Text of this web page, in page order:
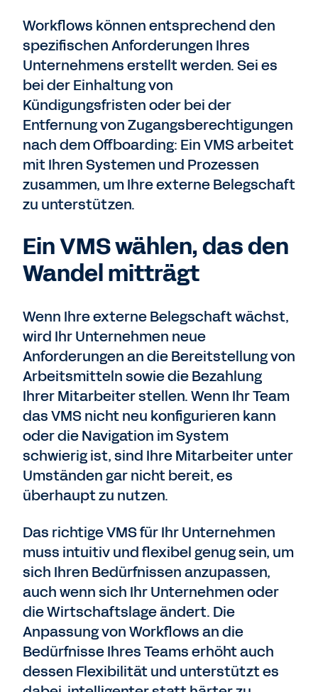
Workflows können entsprechend den
spezifischen Anforderungen Ihres
Unternehmens erstellt werden. Sei es
bei der Einhaltung von
Kündigungsfristen oder bei der
Entfernung von Zugangsberechtigungen
nach dem Offboarding: Ein VMS arbeitet
mit Ihren Systemen und Prozessen
zusammen, um Ihre externe Belegschaft
zu unterstützen.
Ein VMS wählen, das den
Wandel mitträgt
Wenn Ihre externe Belegschaft wächst,
wird Ihr Unternehmen neue
Anforderungen an die Bereitstellung von
Arbeitsmitteln sowie die Bezahlung
Ihrer Mitarbeiter stellen. Wenn Ihr Team
das VMS nicht neu konfigurieren kann
oder die Navigation im System
schwierig ist, sind Ihre Mitarbeiter unter
Umständen gar nicht bereit, es
überhaupt zu nutzen.
Das richtige VMS für Ihr Unternehmen
muss intuitiv und flexibel genug sein, um
sich Ihren Bedürfnissen anzupassen,
auch wenn sich Ihr Unternehmen oder
die Wirtschaftslage ändert. Die
Anpassung von Workflows an die
Bedürfnisse Ihres Teams erhöht auch
dessen Flexibilität und unterstützt es